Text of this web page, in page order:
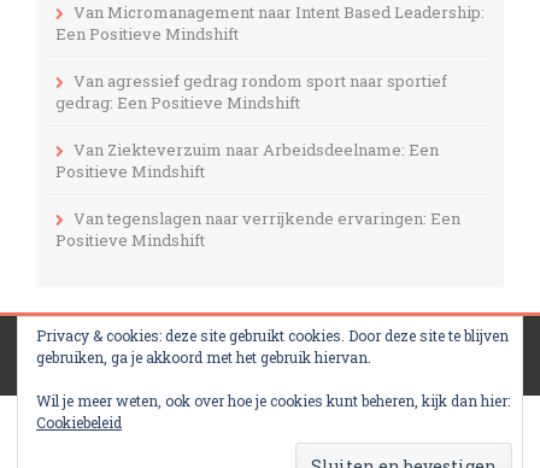
Van Micromanagement naar Intent Based Leadership:
Een Positieve Mindshift
Van agressief gedrag rondom sport naar sportief
gedrag: Een Positieve Mindshift
Van Ziekteverzuim naar Arbeidsdeelname: Een
Positieve Mindshift
Van tegenslagen naar verrijkende ervaringen: Een
Positieve Mindshift
Designed ByInkHive.© 2026 Mental Training Center. All
Rights Reserved.
Privacy & cookies: deze site gebruikt cookies. Door deze site te blijven
gebruiken, ga je akkoord met het gebruik hiervan.
Wil je meer weten, ook over hoe je cookies kunt beheren, kijk dan hier:
Cookiebeleid